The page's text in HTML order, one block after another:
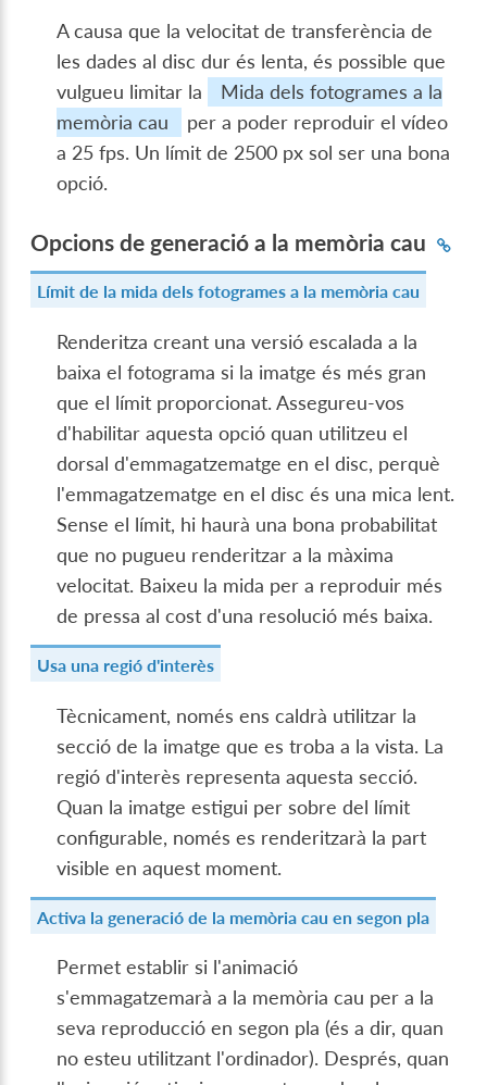
A causa que la velocitat de transferència de
les dades al disc dur és lenta, és possible que
vulgueu limitar la
Mida dels fotogrames a la
memòria cau
per a poder reproduir el vídeo
a 25 fps. Un límit de 2500 px sol ser una bona
opció.
Opcions de generació a la memòria cau
Límit de la mida dels fotogrames a la memòria cau
Renderitza creant una versió escalada a la
baixa el fotograma si la imatge és més gran
que el límit proporcionat. Assegureu-vos
d'habilitar aquesta opció quan utilitzeu el
dorsal d'emmagatzematge en el disc, perquè
l'emmagatzematge en el disc és una mica lent.
Sense el límit, hi haurà una bona probabilitat
que no pugueu renderitzar a la màxima
velocitat. Baixeu la mida per a reproduir més
de pressa al cost d'una resolució més baixa.
Usa una regió d'interès
Tècnicament, només ens caldrà utilitzar la
secció de la imatge que es troba a la vista. La
regió d'interès representa aquesta secció.
Quan la imatge estigui per sobre del límit
configurable, només es renderitzarà la part
visible en aquest moment.
Activa la generació de la memòria cau en segon pla
Permet establir si l'animació
s'emmagatzemarà a la memòria cau per a la
seva reproducció en segon pla (és a dir, quan
no esteu utilitzant l'ordinador). Després, quan